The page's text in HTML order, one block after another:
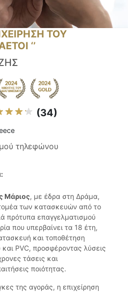
ΤΟΥ
‘’
(34)
τηλεφώνου
Μάριος, με έδρα στη Δράμα,
τομέα των κατασκευών από το
πρότυπα επαγγελματισμού
που υπερβαίνει τα 18 έτη,
και τοποθέτηση
PVC, προσφέροντας λύσεις
τάσεις και
ποιότητας.
της αγοράς, η επιχείρηση